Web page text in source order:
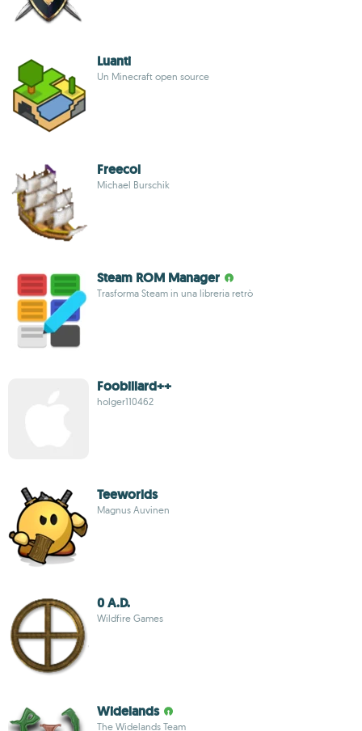
Luanti
Un Minecraft open source
Freecol
Michael Burschik
Steam ROM Manager
Trasforma Steam in una libreria retrò
Foobillard++
holger110462
Teeworlds
Magnus Auvinen
0 A.D.
Wildfire Games
Widelands
The Widelands Team